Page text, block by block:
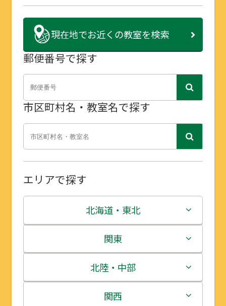
現在地でお近くの教室を検索
郵便番号で探す
市区町村名・教室名で探す
エリアで探す
北海道・東北
北海道
青森県
岩手県
関東
茨城県
栃木県
北陸・中部
新潟県
関西